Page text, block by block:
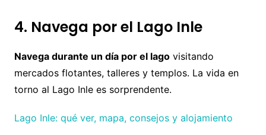
4. Navega por el Lago Inle
Navega durante un día por el lagovisitando
mercados flotantes, talleres y templos. La vida en
torno al Lago Inle es sorprendente.
Lago Inle: qué ver, mapa, consejos y alojamiento